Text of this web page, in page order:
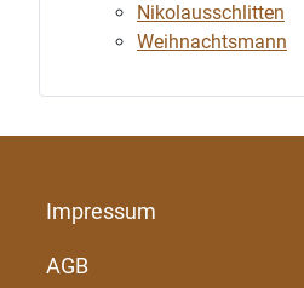
Nikolausschlitten
Weihnachtsmann
Impressum
AGB